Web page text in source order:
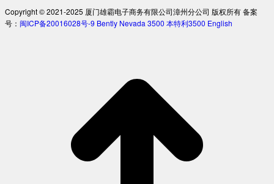
Copyright © 2021-2025 厦门雄霸电子商务有限公司漳州分公司 版权所有 备案
号： 闽ICP备20016028号-9 Bently Nevada 3500 本特利3500 English